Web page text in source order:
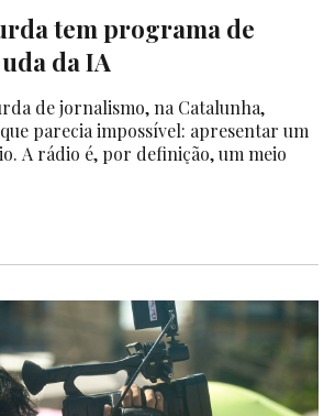
tem programa de
da IA
de jornalismo, na Catalunha,
parecia impossível: apresentar um
A rádio é, por definição, um meio